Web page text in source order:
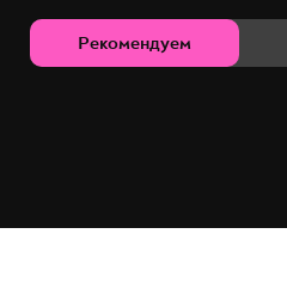
Рекомендуем